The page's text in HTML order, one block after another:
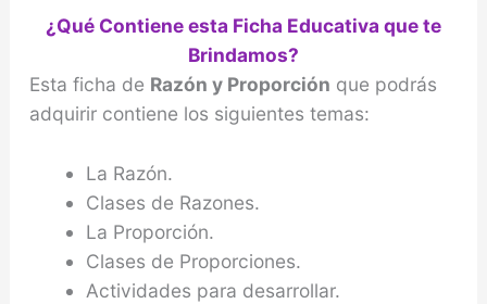
¿Qué Contiene esta Ficha Educativa que te
Brindamos?
Esta ficha de Razón y Proporción que podrás
adquirir contiene los siguientes temas:
La Razón.
Clases de Razones.
La Proporción.
Clases de Proporciones.
Actividades para desarrollar.